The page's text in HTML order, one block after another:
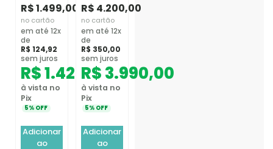
R$1.499,00
no cartão
em até 12x
de
R$ 124,92
sem juros
R$1.424,05
à vista no
Pix
5% OFF
Adicionar
ao
R$ 4.200,00
no cartão
em até 12x
de
R$ 350,00
sem juros
R$3.990,00
à vista no
Pix
5% OFF
Adicionar
ao